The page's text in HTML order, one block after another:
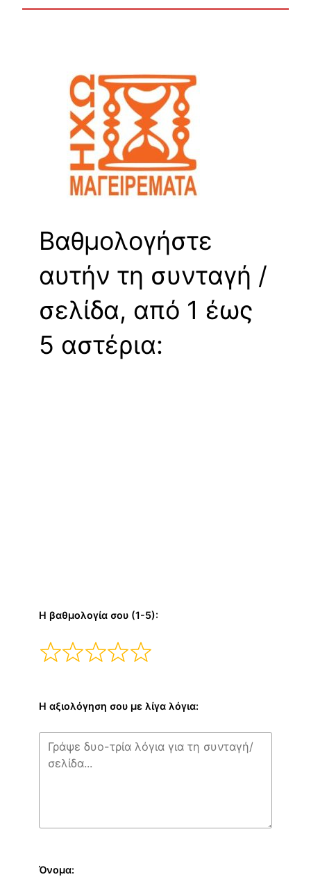
Βαθμολογήστε
αυτήν τη συνταγή /
σελίδα, από 1 έως
5 αστέρια:
Η βαθμολογία σου (1-5):
Η αξιολόγηση σου με λίγα λόγια:
Όνομα: